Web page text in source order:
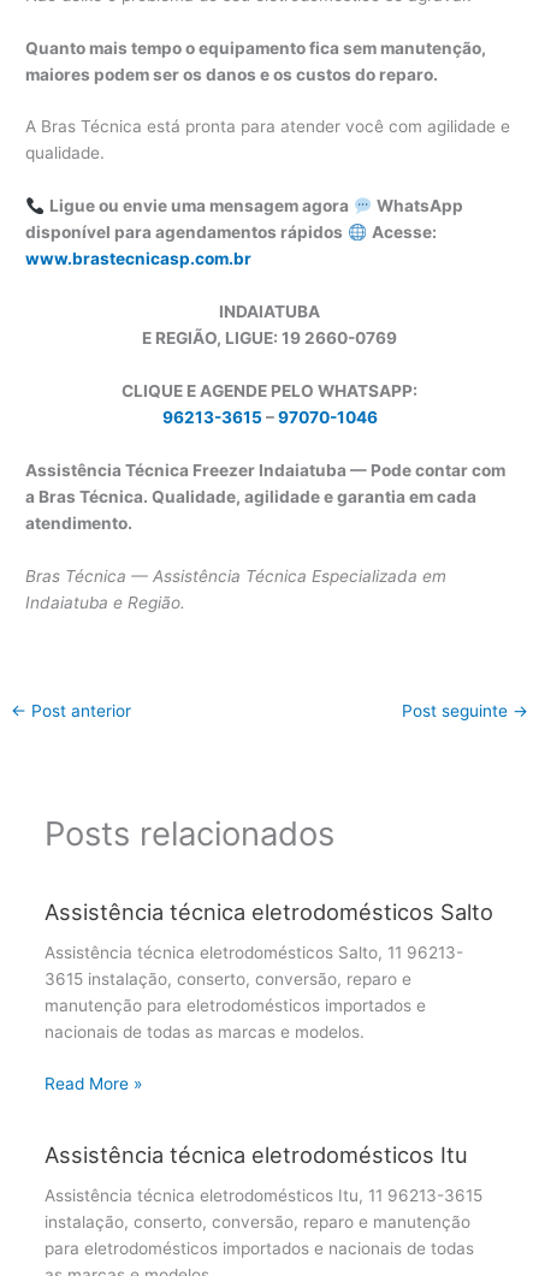
Quanto mais tempo o equipamento fica sem manutenção,
maiores podem ser os danos e os custos do reparo.
A Bras Técnica está pronta para atender você com agilidade e
qualidade.
Ligue ou envie uma mensagem agora
WhatsApp
disponível para agendamentos rápidos
Acesse:
www.brastecnicasp.com.br
INDAIATUBA
E REGIÃO, LIGUE: 19 2660-0769
CLIQUE E AGENDE PELO WHATSAPP:
96213-3615 –97070-1046
Assistência Técnica Freezer Indaiatuba — Pode contar com
a Bras Técnica. Qualidade, agilidade e garantia em cada
atendimento.
Bras Técnica — Assistência Técnica Especializada em
Indaiatuba e Região.
← Post anterior Post seguinte →
Posts relacionados
Assistência técnica eletrodomésticos Salto
Assistência técnica eletrodomésticos Salto, 11 96213-
3615 instalação, conserto, conversão, reparo e
manutenção para eletrodomésticos importados e
nacionais de todas as marcas e modelos.
Read More »
Assistência técnica eletrodomésticos Itu
Assistência técnica eletrodomésticos Itu, 11 96213-3615
instalação, conserto, conversão, reparo e manutenção
para eletrodomésticos importados e nacionais de todas